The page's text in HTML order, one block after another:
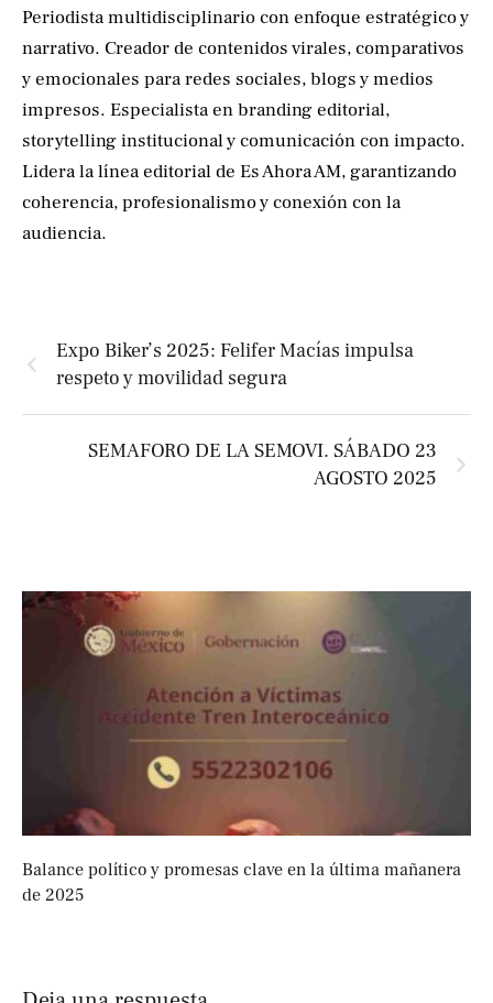
Periodista multidisciplinario con enfoque estratégico y
narrativo. Creador de contenidos virales, comparativos
y emocionales para redes sociales, blogs y medios
impresos. Especialista en branding editorial,
storytelling institucional y comunicación con impacto.
Lidera la línea editorial de Es Ahora AM, garantizando
coherencia, profesionalismo y conexión con la
audiencia.
Expo Biker’s 2025: Felifer Macías impulsa
respeto y movilidad segura
SEMAFORO DE LA SEMOVI. SÁBADO 23
AGOSTO 2025
Balance político y promesas clave en la última mañanera
de 2025